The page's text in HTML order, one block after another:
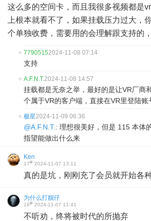
这么多的空间卡，而且我很多视频都是
上根本就看不了，如果挂载压力过大，
个单独收费，需要用的会理解跟支持的
77905152024-11-08 07:14
支持
A.F.N.T.2024-11-08 14:57
挂载都是无奈之举，最好的是让VR厂商
个属于VR的客户端，直接在VR里登陆账
极星2024-11-09 06:36
@A.F.N.T.: 理想很美好，但是 115 本体
指望能做出什么来
Ken
17# 2024-11-07 13:11
真的是坑，刚刚充了会员就开始各
为什么打靓仔
16# 2024-11-07 11:41
不听劝，终将被时代的所抛弃